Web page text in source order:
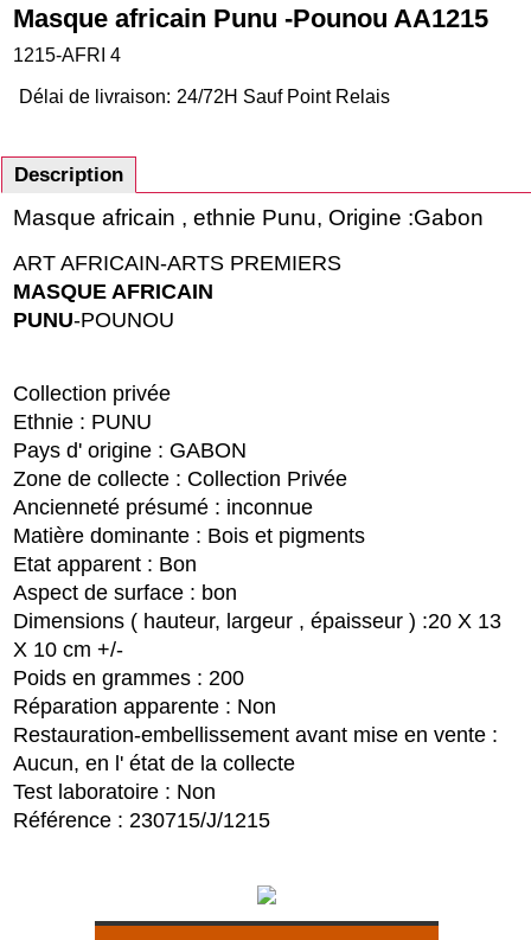
Masque africain Punu -Pounou AA1215
1215-AFRI 4
Délai de livraison: 24/72H Sauf Point Relais
Description
Masque africain , ethnie Punu, Origine :Gabon
ART AFRICAIN-ARTS PREMIERS
MASQUE AFRICAIN
PUNU-POUNOU
Collection privée
Ethnie : PUNU
Pays d' origine : GABON
Zone de collecte : Collection Privée
Ancienneté présumé : inconnue
Matière dominante : Bois et pigments
Etat apparent : Bon
Aspect de surface : bon
Dimensions ( hauteur, largeur , épaisseur ) :20 X 13
X 10 cm +/-
Poids en grammes : 200
Réparation apparente : Non
Restauration-embellissement avant mise en vente :
Aucun, en l' état de la collecte
Test laboratoire : Non
Référence : 230715/J/1215